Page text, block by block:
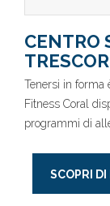
CENTRO
Tenersi in forma
Fitness Coral
programmi di
SCOPRI DI